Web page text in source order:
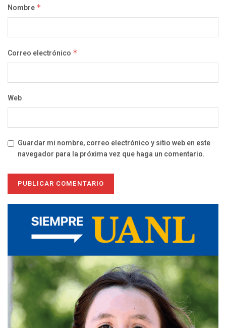
Nombre *
Correo electrónico *
Web
Guardar mi nombre, correo electrónico y sitio web en este
navegador para la próxima vez que haga un comentario.